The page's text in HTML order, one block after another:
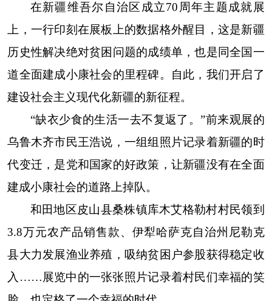
在新疆维吾尔自治区成立70周年主题成就展
上，一行印刻在展板上的数据格外醒目，这是新疆
历史性解决绝对贫困问题的成绩单，也是同全国一
道全面建成小康社会的里程碑。自此，我们开启了
建设社会主义现代化新疆的新征程。
“缺衣少食的生活一去不复返了。”前来观展的
乌鲁木齐市民王浩说，一组组照片记录着新疆的时
代变迁，是党和国家的好政策，让新疆没有在全面
建成小康社会的道路上掉队。
和田地区皮山县桑株镇库木艾格勒村村民领到
3.8万元农产品销售款、伊犁哈萨克自治州尼勒克
县大力发展渔业养殖，吸纳贫困户参股获得稳定收
入……展览中的一张张照片记录着村民们幸福的笑